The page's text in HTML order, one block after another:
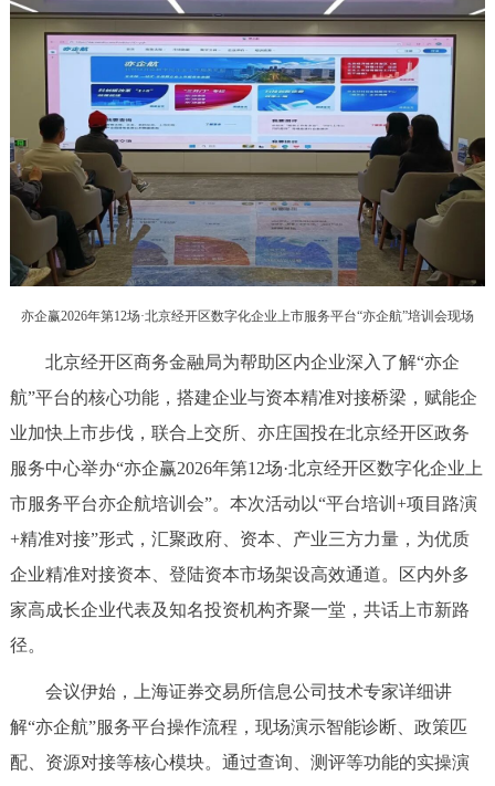
走进北京
北京概况 十六区概览 人文北京
绿色北京 视频北京
多语种
ENGLISH 한국어 日本語
ESPAÑOL العربية PORTUGUÊS
ITALIANO
回到顶部
亦企赢2026年第12场·北京经开区数字化企业上市服务平台“亦企航”培训会现场
北京经开区商务金融局为帮助区内企业深入了解“亦企
航”平台的核心功能，搭建企业与资本精准对接桥梁，赋能企
业加快上市步伐，联合上交所、亦庄国投在北京经开区政务
服务中心举办“亦企赢2026年第12场·北京经开区数字化企业上
市服务平台亦企航培训会”。本次活动以“平台培训+项目路演
+精准对接”形式，汇聚政府、资本、产业三方力量，为优质
企业精准对接资本、登陆资本市场架设高效通道。区内外多
家高成长企业代表及知名投资机构齐聚一堂，共话上市新路
径。
会议伊始，上海证券交易所信息公司技术专家详细讲
解“亦企航”服务平台操作流程，现场演示智能诊断、政策匹
配、资源对接等核心模块。通过查询、测评等功能的实操演